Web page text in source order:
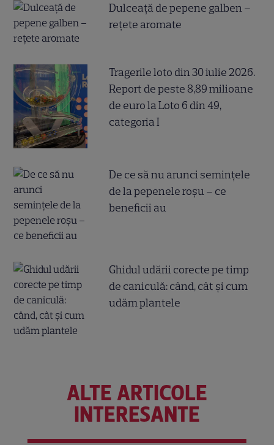
Dulceață de pepene galben –
rețete aromate
Tragerile loto din 30 iulie 2026.
Report de peste 8,89 milioane
de euro la Loto 6 din 49,
categoria I
De ce să nu arunci semințele
de la pepenele roșu – ce
beneficii au
Ghidul udării corecte pe timp
de caniculă: când, cât şi cum
udăm plantele
ALTE ARTICOLE
INTERESANTE